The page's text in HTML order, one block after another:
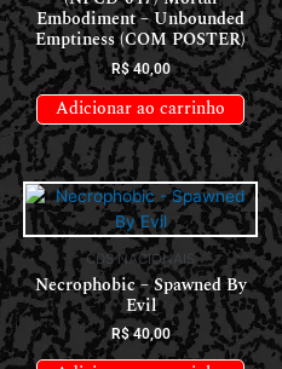
Embodiment – Unbounded
Emptiness (COM POSTER)
R$40,00
Adicionar ao carrinho
CDS NACIONAIS
Necrophobic – Spawned By
Evil
R$40,00